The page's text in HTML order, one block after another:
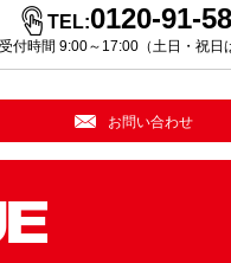
TEL:0120-91-
受付時間 9:00～17:00（土日・祝日
お問い合わせ